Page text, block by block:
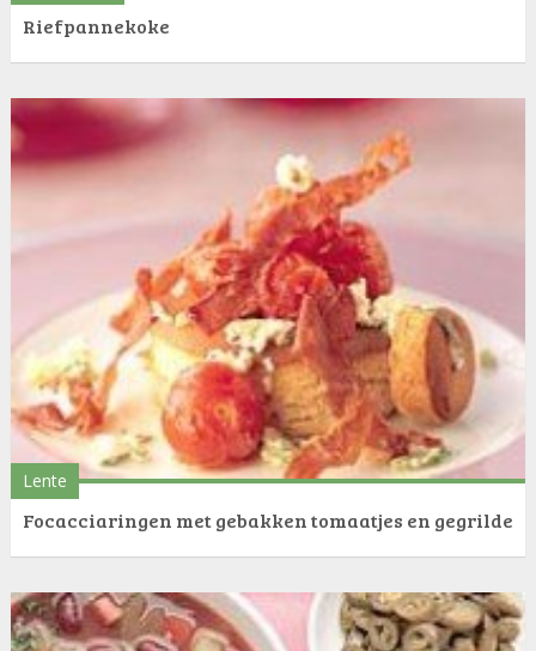
Riefpannekoke
Lente
Focacciaringen met gebakken tomaatjes en gegrilde